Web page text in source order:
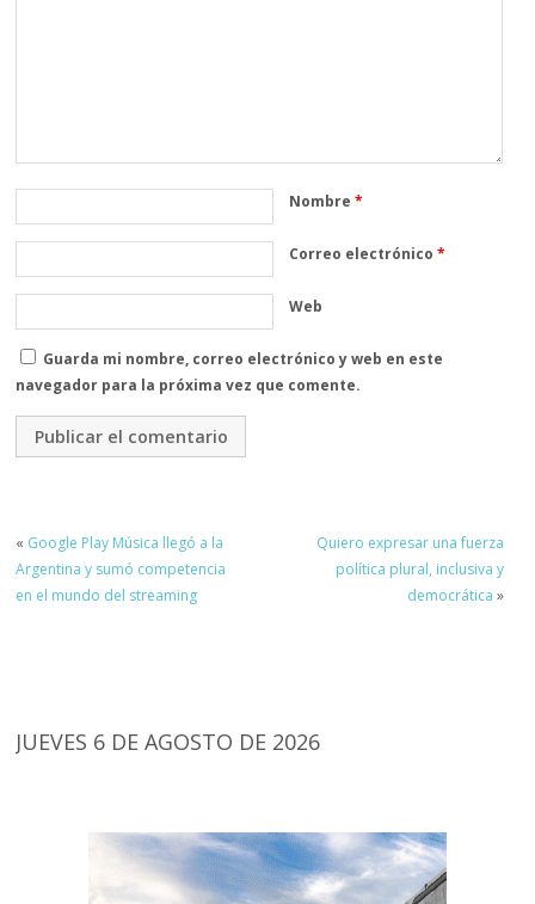
Nombre*
Correo electrónico*
Web
Guarda mi nombre, correo electrónico y web en este
navegador para la próxima vez que comente.
« Google Play Música llegó a la
Argentina y sumó competencia
en el mundo del streaming
Quiero expresar una fuerza
política plural, inclusiva y
democrática »
JUEVES 6 DE AGOSTO DE 2026